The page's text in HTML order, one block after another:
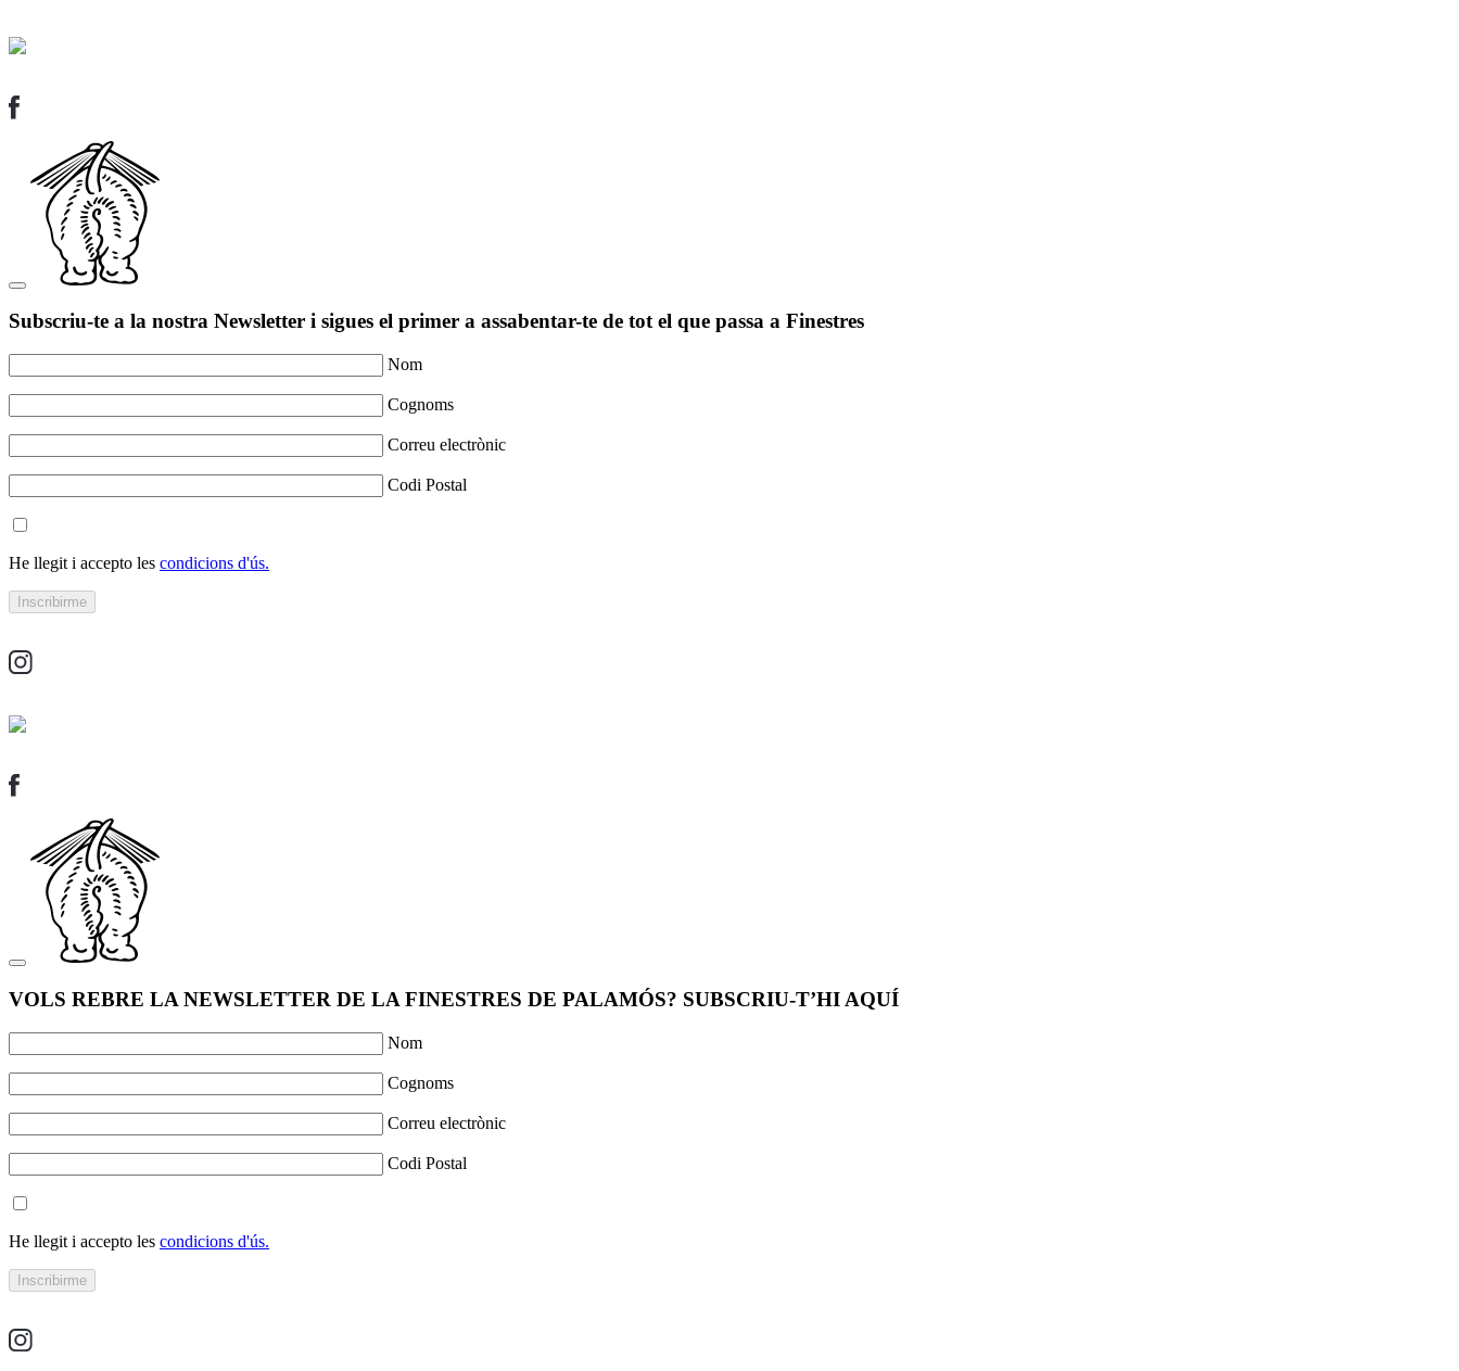
Subscriu-te a la nostra Newsletter i sigues el primer a assabentar-te de tot el que passa a Finestres
Nom
Cognoms
Correu electrònic
Codi Postal
He llegit i accepto les condicions d'ús.
VOLS REBRE LA NEWSLETTER DE LA FINESTRES DE PALAMÓS? SUBSCRIU-T’HI AQUÍ
Nom
Cognoms
Correu electrònic
Codi Postal
He llegit i accepto les condicions d'ús.